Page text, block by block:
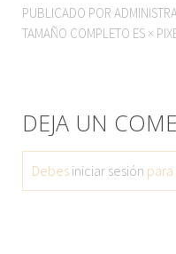
PUBLICADO POR
TAMAÑO COMPLETO ES ×
DEJA UN
Debes iniciar sesión